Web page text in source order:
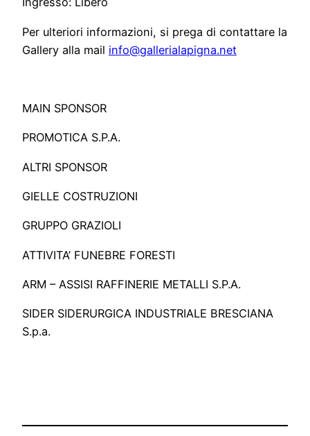
Per ulteriori informazioni, si prega di contattare la
Gallery alla mail info@gallerialapigna.net
MAIN SPONSOR
PROMOTICA S.P.A.
ALTRI SPONSOR
GIELLE COSTRUZIONI
GRUPPO GRAZIOLI
ATTIVITA’ FUNEBRE FORESTI
ARM – ASSISI RAFFINERIE METALLI S.P.A.
SIDER SIDERURGICA INDUSTRIALE BRESCIANA
S.p.a.